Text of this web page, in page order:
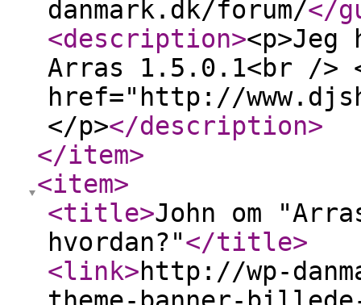
danmark.dk/forum/</
<description>
Arras 1.5.0.1<br />
href="http://
</p></description>
</item>
<item>
<title>John om
hvordan?"</title>
<link>http://wp-